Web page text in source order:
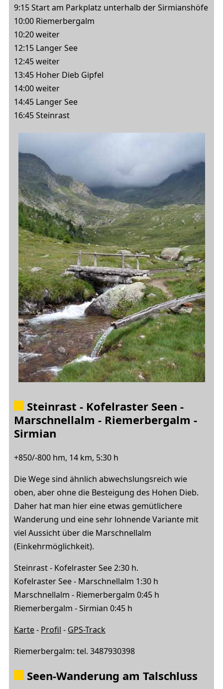
9:15 Start am Parkplatz unterhalb der Sirmianshöfe
10:00 Riemerbergalm
10:20 weiter
12:15 Langer See
12:45 weiter
13:45 Hoher Dieb Gipfel
14:00 weiter
14:45 Langer See
16:45 Steinrast
Steinrast - Kofelraster Seen -
Marschnellalm - Riemerbergalm -
Sirmian
+850/-800 hm, 14 km, 5:30 h
Die Wege sind ähnlich abwechslungsreich wie
oben, aber ohne die Besteigung des Hohen Dieb.
Daher hat man hier eine etwas gemütlichere
Wanderung und eine sehr lohnende Variante mit
viel Aussicht über die Marschnellalm
(Einkehrmöglichkeit).
Steinrast - Kofelraster See 2:30 h.
Kofelraster See - Marschnellalm 1:30 h
Marschnellalm - Riemerbergalm 0:45 h
Riemerbergalm - Sirmian 0:45 h
Karte- Profil - GPS-Track
Riemerbergalm: tel. 3487930398
Seen-Wanderung am Talschluss